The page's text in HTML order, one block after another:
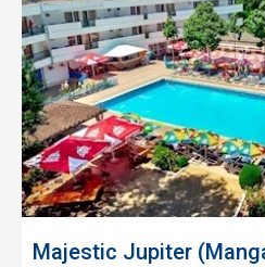
Majestic Jupiter